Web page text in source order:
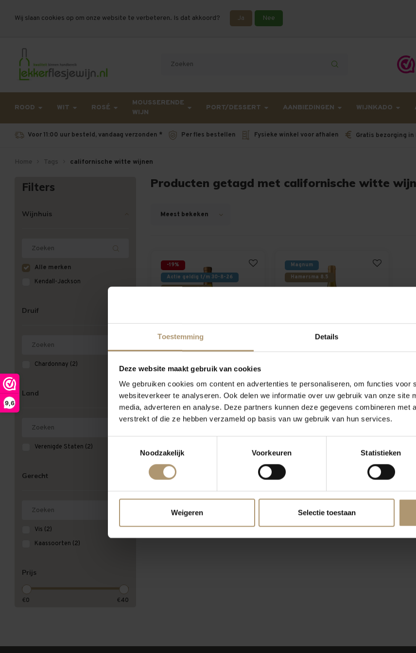
9,6
Toestemming Details
Deze website maakt gebruik van cookies
We gebruiken cookies om content en advertenties te personaliseren, om functies voor
websiteverkeer te analyseren. Ook delen we informatie over uw gebruik van onze site
media, adverteren en analyse. Deze partners kunnen deze gegevens combineren met
verstrekt of die ze hebben verzameld op basis van uw gebruik van hun services.
Noodzakelijk
Voorkeuren Statistieken
Weigeren Selectie toestaan
Wij slaan cookies op om onze website te verbeteren. Is dat akkoord? Ja Nee
Let op, vanwege drukte bij PostNL kan uw bestelling langer onderweg zijn dan gebruikelijk - Bestellingen
ROOD WIT ROSÉ
MOUSSERENDE
WIJN
PORT/DESSERT AANBIEDINGEN WIJNKADO
Voor 11:00 uur besteld, vandaag verzonden * Per fles bestellen Fysieke winkel voor afhalen Gratis bezorging in
Home Tags californische witte wijnen
Filters
Wijnhuis
Alle merken
Kendall-Jackson
Druif
Chardonnay (2)
Land
Verenigde Staten (2)
Gerecht
Vis (2)
Kaassoorten (2)
Prijs
€0 €40
Producten getagd met californische witte
Meest bekeken
-19%
Actie geldig t/m 30-8-26
Hamersma 8.5
Kendall-Jackson
Vintner's Reserve
Chardonnay
€16,99 €20,95
Magnum
Hamersma 8.5
Magnum Chardonnay
€39,95
Meest bekeken